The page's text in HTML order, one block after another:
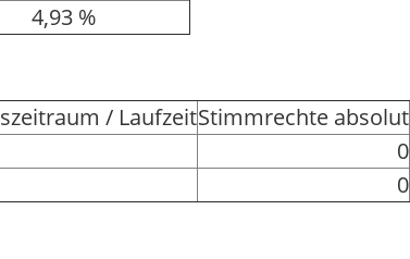
4,93 %
/ LaufzeitStimmrechte absolut
0
0